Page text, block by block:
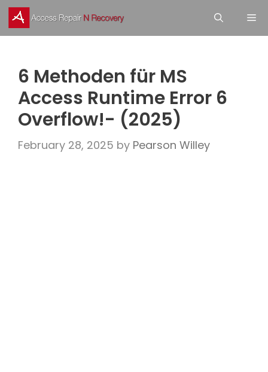
Skip
to
6 Methoden für MS
Access Runtime Error 6
Overflow!- (2025)
February 28, 2025 by Pearson Willey